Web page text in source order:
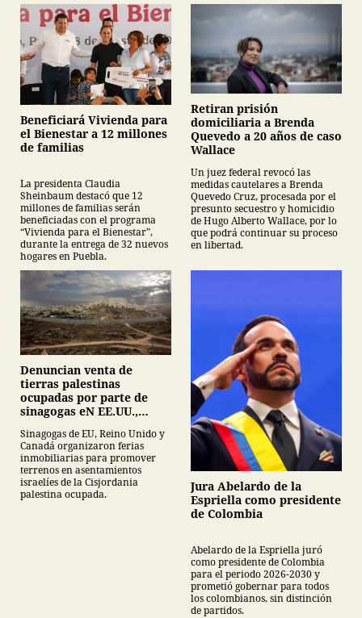
Beneficiará Vivienda para
el Bienestar a 12 millones
de familias
La presidenta Claudia
Sheinbaum destacó que 12
millones de familias serán
beneficiadas con el programa
“Vivienda para el Bienestar”,
durante la entrega de 32 nuevos
hogares en Puebla.
Retiran prisión
domiciliaria a Brenda
Quevedo a 20 años de caso
Wallace
Un juez federal revocó las
medidas cautelares a Brenda
Quevedo Cruz, procesada por el
presunto secuestro y homicidio
de Hugo Alberto Wallace, por lo
que podrá continuar su proceso
en libertad.
Denuncian venta de
tierras palestinas
ocupadas por parte de
sinagogas eN EE.UU.,
Sinagogas de EU, Reino Unido y
Canadá organizaron ferias
inmobiliarias para promover
terrenos en asentamientos
israelíes de la Cisjordania
palestina ocupada.
Jura Abelardo de la
Espriella como presidente
de Colombia
Abelardo de la Espriella juró
como presidente de Colombia
para el periodo 2026-2030 y
prometió gobernar para todos
los colombianos, sin distinción
de partidos.